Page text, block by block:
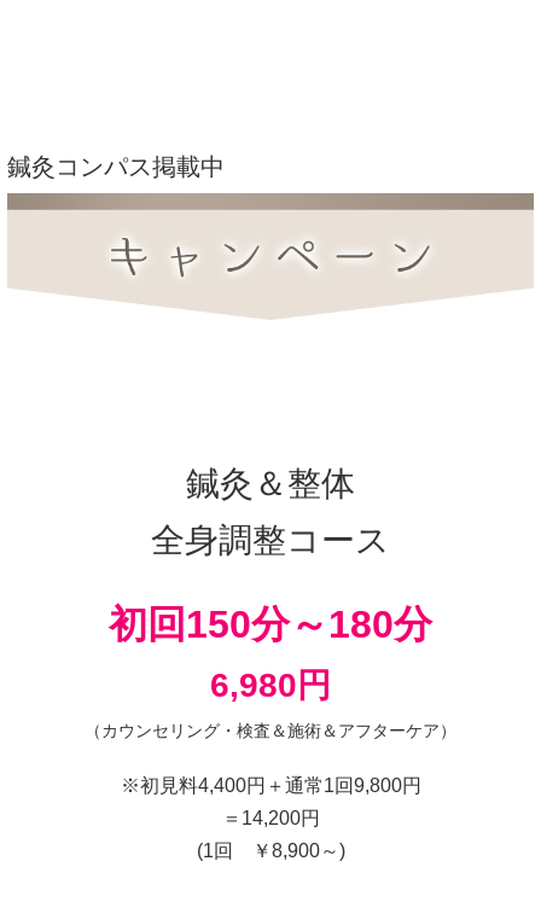
鍼灸コンパス掲載中
鍼灸＆整体
全身調整コース
初回150分～180分
6,980 円
（カウンセリング・検査＆施術＆アフターケア）
※初見料4,400円＋通常1回9,800円
＝14,200円
(1回 ￥8,900～)